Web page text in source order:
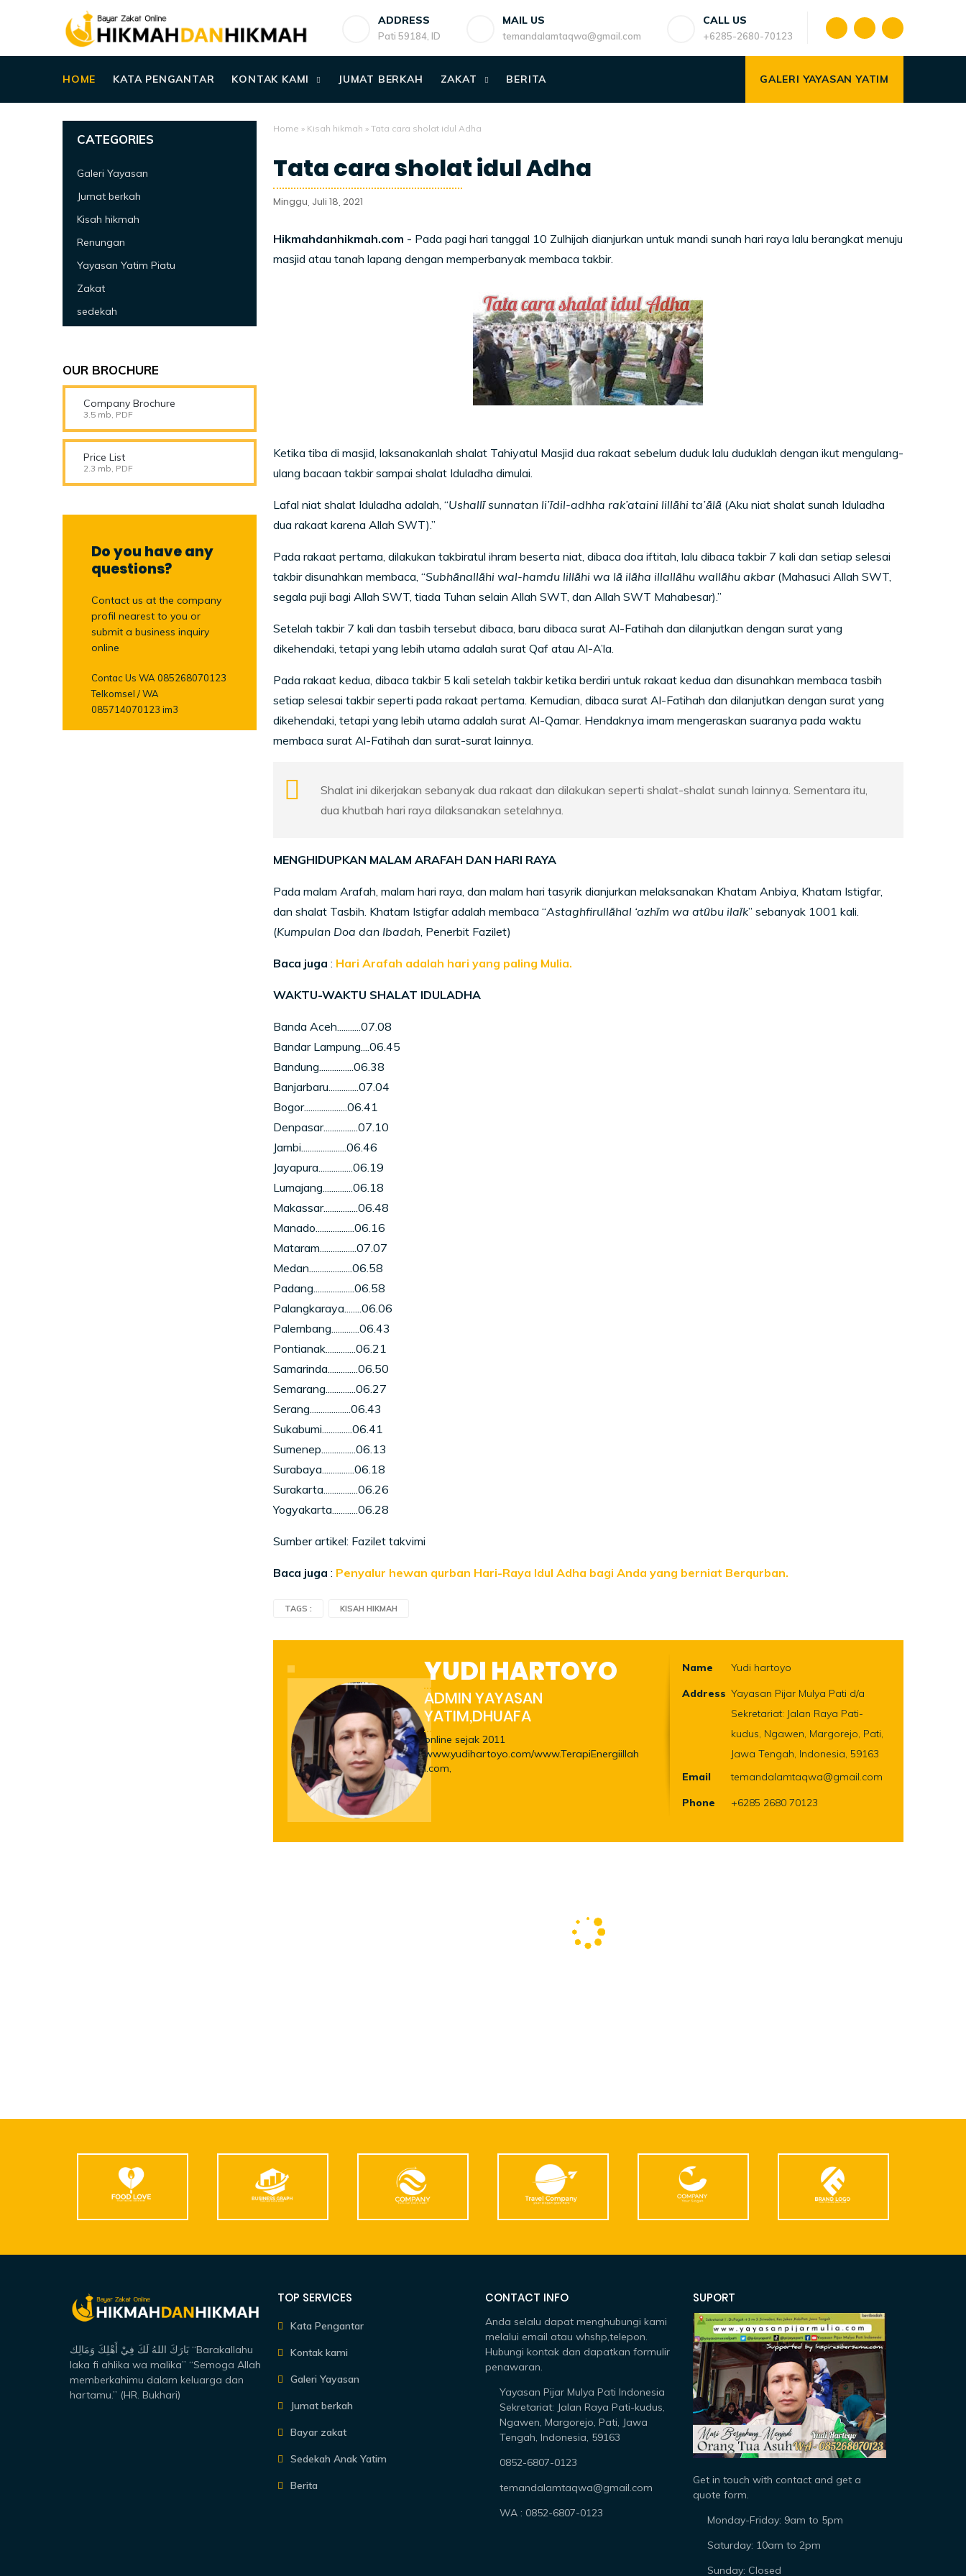
ADDRESS
Pati 59184, ID
MAIL US
temandalamtaqwa@gmail.com
CALL US
+6285-2680-70123
HOME KATA PENGANTAR KONTAK KAMI JUMAT BERKAH ZAKAT BERITA GALERI YAYASAN YATIM
Home » Kisah hikmah » Tata cara sholat idul Adha
Tata cara sholat idul Adha
Minggu, Juli 18, 2021
Hikmahdanhikmah.com - Pada pagi hari tanggal 10 Zulhijah dianjurkan untuk mandi sunah hari raya lalu berangkat menuju
masjid atau tanah lapang dengan memperbanyak membaca takbir.
Ketika tiba di masjid, laksanakanlah shalat Tahiyatul Masjid dua rakaat sebelum duduk lalu duduklah dengan ikut mengulang-
ulang bacaan takbir sampai shalat Iduladha dimulai.
Lafal niat shalat Iduladha adalah, “Ushallī sunnatan li’īdil-adhha rak’ataini lillāhi ta’ālā(Aku niat shalat sunah Iduladha
dua rakaat karena Allah SWT).”
Pada rakaat pertama, dilakukan takbiratul ihram beserta niat, dibaca doa iftitah, lalu dibaca takbir 7 kali dan setiap selesai
takbir disunahkan membaca, “Subhānallāhi wal-hamdu lillāhi wa lā ilāha illallāhu wallāhu akbar(Mahasuci Allah SWT,
segala puji bagi Allah SWT, tiada Tuhan selain Allah SWT, dan Allah SWT Mahabesar).”
Setelah takbir 7 kali dan tasbih tersebut dibaca, baru dibaca surat Al-Fatihah dan dilanjutkan dengan surat yang
dikehendaki, tetapi yang lebih utama adalah surat Qaf atau Al-A’la.
Pada rakaat kedua, dibaca takbir 5 kali setelah takbir ketika berdiri untuk rakaat kedua dan disunahkan membaca tasbih
setiap selesai takbir seperti pada rakaat pertama. Kemudian, dibaca surat Al-Fatihah dan dilanjutkan dengan surat yang
dikehendaki, tetapi yang lebih utama adalah surat Al-Qamar. Hendaknya imam mengeraskan suaranya pada waktu
membaca surat Al-Fatihah dan surat-surat lainnya.
Shalat ini dikerjakan sebanyak dua rakaat dan dilakukan seperti shalat-shalat sunah lainnya. Sementara itu,
dua khutbah hari raya dilaksanakan setelahnya.
MENGHIDUPKAN MALAM ARAFAH DAN HARI RAYA
Pada malam Arafah, malam hari raya, dan malam hari tasyrik dianjurkan melaksanakan Khatam Anbiya, Khatam Istigfar,
dan shalat Tasbih. Khatam Istigfar adalah membaca “Astaghfirullāhal ‘azhīm wa atūbu ilaīk” sebanyak 1001 kali.
(Kumpulan Doa dan Ibadah, Penerbit Fazilet)
Baca juga : Hari Arafah adalah hari yang paling Mulia.
WAKTU-WAKTU SHALAT IDULADHA
Banda Aceh...........07.08
Bandar Lampung....06.45
Bandung................06.38
Banjarbaru..............07.04
Bogor....................06.41
Denpasar................07.10
Jambi.....................06.46
Jayapura................06.19
Lumajang..............06.18
Makassar................06.48
Manado..................06.16
Mataram.................07.07
Medan....................06.58
Padang...................06.58
Palangkaraya........06.06
Palembang.............06.43
Pontianak..............06.21
Samarinda..............06.50
Semarang..............06.27
Serang...................06.43
Sukabumi..............06.41
Sumenep................06.13
Surabaya...............06.18
Surakarta................06.26
Yogyakarta............06.28
Sumber artikel: Fazilet takvimi
Baca juga : Penyalur hewan qurban Hari-Raya Idul Adha bagi Anda yang berniat Berqurban.
TAGS : KISAH HIKMAH
YUDI HARTOYO
ADMIN YAYASAN
YATIM,DHUAFA
online sejak 2011
www.yudihartoyo.com/www.TerapiEnergiillah
i.com,
Name
Yudi hartoyo
Address Yayasan Pijar Mulya Pati d/a
Sekretariat: Jalan Raya Pati-
kudus, Ngawen, Margorejo, Pati,
Jawa Tengah, Indonesia, 59163
Email
temandalamtaqwa@gmail.com
Phone
+6285 2680 70123
CATEGORIES
Galeri Yayasan
Jumat berkah
Kisah hikmah
Renungan
Yayasan Yatim Piatu
Zakat
sedekah
OUR BROCHURE
Company Brochure
3.5 mb, PDF
Price List
2.3 mb, PDF
Do you have any
questions?
Contact us at the company
profil nearest to you or
submit a business inquiry
online
Contac Us WA 085268070123
Telkomsel / WA
085714070123 im3
بَارَكَ اللهُ لَكَ فِيْ أَهْلِكَ وَمَالِك “Barakallahu
laka fi ahlika wa malika” “Semoga Allah
memberkahimu dalam keluarga dan
hartamu.” (HR. Bukhari)
TOP SERVICES
Kata Pengantar
Kontak kami
Galeri Yayasan
Jumat berkah
Bayar zakat
Sedekah Anak Yatim
Berita
CONTACT INFO
Anda selalu dapat menghubungi kami
melalui email atau whshp,telepon.
Hubungi kontak dan dapatkan formulir
penawaran.
Yayasan Pijar Mulya Pati Indonesia
Sekretariat: Jalan Raya Pati-kudus,
Ngawen, Margorejo, Pati, Jawa
Tengah, Indonesia, 59163
0852-6807-0123
temandalamtaqwa@gmail.com
WA : 0852-6807-0123
SUPORT
Get in touch with contact and get a
quote form.
Monday-Friday: 9am to 5pm
Saturday: 10am to 2pm
Sunday: Closed